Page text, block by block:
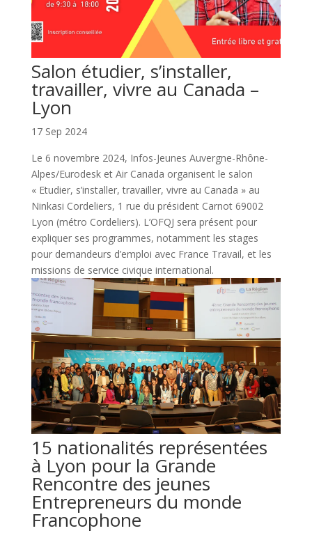
Salon étudier, s’installer,
travailler, vivre au Canada –
Lyon
17 Sep 2024
Le 6 novembre 2024, Infos-Jeunes Auvergne-Rhône-
Alpes/Eurodesk et Air Canada organisent le salon
« Etudier, s’installer, travailler, vivre au Canada » au
Ninkasi Cordeliers, 1 rue du président Carnot 69002
Lyon (métro Cordeliers). L’OFQJ sera présent pour
expliquer ses programmes, notamment les stages
pour demandeurs d’emploi avec France Travail, et les
missions de service civique international.
15 nationalités représentées
à Lyon pour la Grande
Rencontre des jeunes
Entrepreneurs du monde
Francophone